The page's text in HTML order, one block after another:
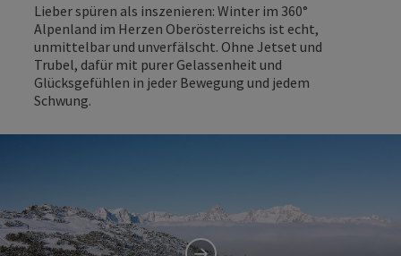
Lieber spüren als inszenieren: Winter im 360°
Alpenland im Herzen Oberösterreichs ist echt,
unmittelbar und unverfälscht. Ohne Jetset und
Trubel, dafür mit purer Gelassenheit und
Glücksgefühlen in jeder Bewegung und jedem
Schwung.